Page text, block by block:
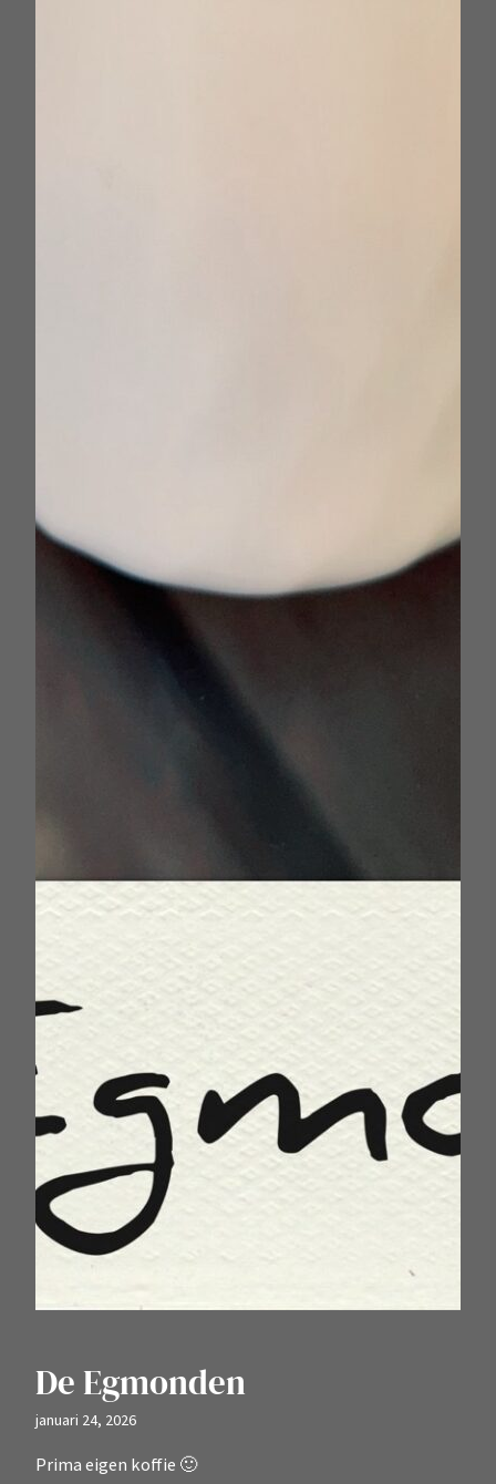
De Egmonden
januari 24, 2026
Prima eigen koffie 🙂